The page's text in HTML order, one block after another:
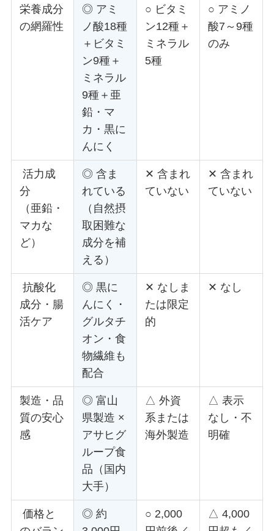
栄養成分
の網羅性
◎ アミ
ノ酸18種
＋ビタミ
ン9種＋
ミネラル
9種＋亜
鉛・マ
カ・黒に
んにく
○ ビタミ
ン12種＋
ミネラル
5種
○ アミノ
酸7～9種
のみ
活力成
分
（亜鉛・
マカな
ど）
◎ 含ま
れている
（自然摂
取困難な
成分を補
える）
✕ 含まれ
ていない
✕ 含まれ
ていない
抗酸化
成分・腸
活ケア
◎ 黒に
んにく・
グルタチ
オン・食
物繊維も
配合
✕ なしま
たは限定
的
✕ なし
製造・品
質の安心
感
◎ 富山
県製造 ×
アサヒグ
ループ食
品（国内
大手）
△ 外資
系または
海外製造
△ 表示
なし・不
明確
価格と
◎ 約
○ 2,000
△ 4,000